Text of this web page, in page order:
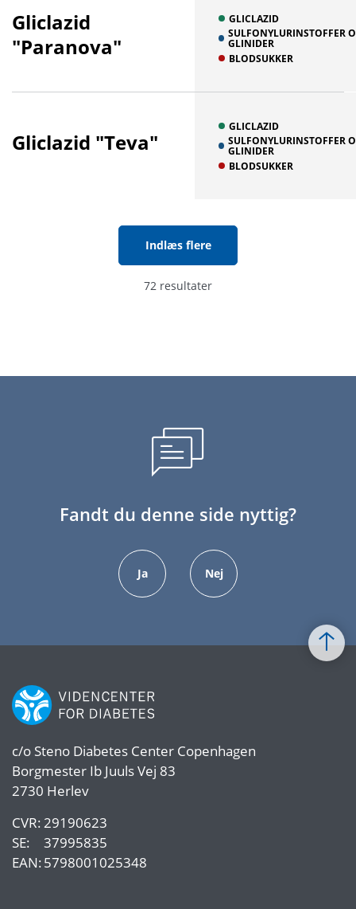
Gliclazid
"Paranova"
GLICLAZID
SULFONYLURINSTOFFER
GLINIDER
BLODSUKKER
Gliclazid "Teva"
GLICLAZID
SULFONYLURINSTOFFER
GLINIDER
BLODSUKKER
Indlæs flere
72 resultater
Fandt du denne side nyttig?
Ja Nej
c/o Steno Diabetes Center Copenhagen
Borgmester Ib Juuls Vej 83
2730 Herlev
CVR:29190623
SE:
37995835
EAN:5798001025348